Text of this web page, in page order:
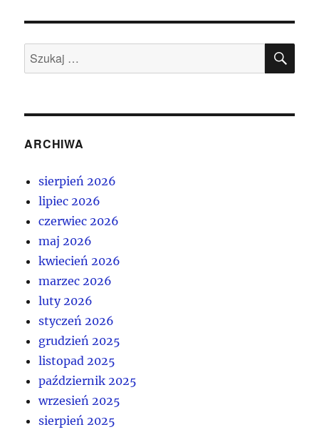
Szukaj:
ARCHIWA
sierpień 2026
lipiec 2026
czerwiec 2026
maj 2026
kwiecień 2026
marzec 2026
luty 2026
styczeń 2026
grudzień 2025
listopad 2025
październik 2025
wrzesień 2025
sierpień 2025